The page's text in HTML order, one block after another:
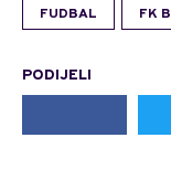
FUDBAL FK
PODIJELI